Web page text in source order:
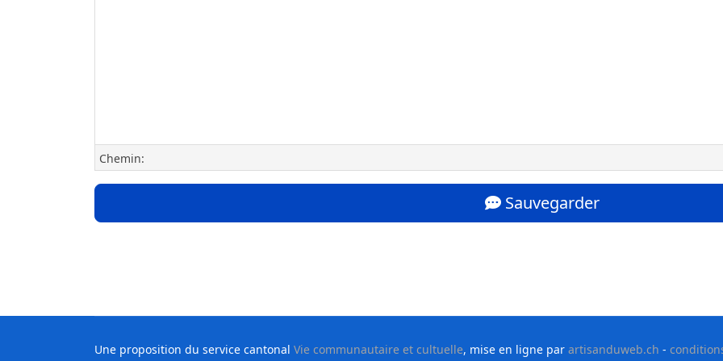
Chemin:
Sauvegarder
Une proposition du service cantonal Vie communautaire et cultuelle, mise en ligne par artisanduweb.ch -